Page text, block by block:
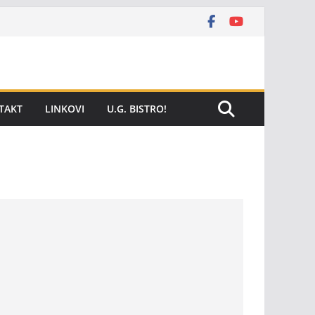
LINKOVI U.G. BISTRO!